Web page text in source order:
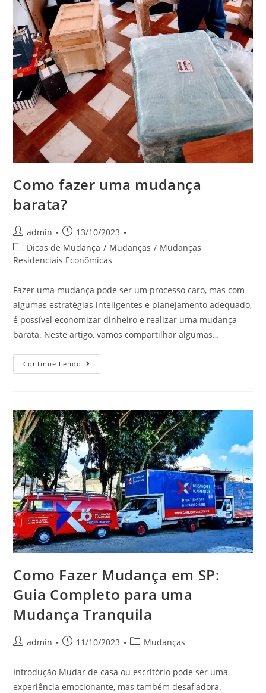
Como fazer uma mudança
barata?
admin
13/10/2023
Dicas de Mudança / Mudanças / Mudanças
Residenciais Econômicas
Fazer uma mudança pode ser um processo caro, mas com
algumas estratégias inteligentes e planejamento adequado,
é possível economizar dinheiro e realizar uma mudança
barata. Neste artigo, vamos compartilhar algumas…
Continue Lendo
Como Fazer Mudança em SP:
Guia Completo para uma
Mudança Tranquila
admin 11/10/2023 Mudanças
Introdução Mudar de casa ou escritório pode ser uma
experiência emocionante, mas também desafiadora.